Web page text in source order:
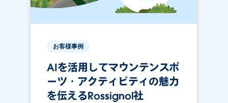
お客様事例
AIを活用してマウンテンスポ
ーツ・アクティビティの魅力
を伝えるRossignol社